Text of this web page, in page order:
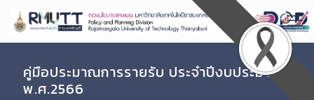
Content
คู่มือประมาณการรายรับ ประจำปีงบประมาณ
พ.ศ.2566